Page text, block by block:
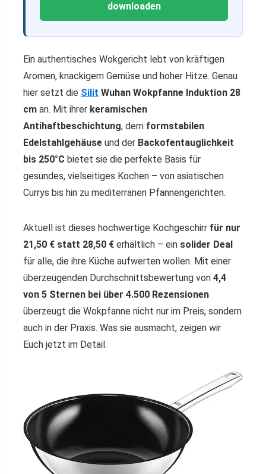
downloaden
Ein authentisches Wokgericht lebt von kräftigen
Aromen, knackigem Gemüse und hoher Hitze. Genau
hier setzt die Silit Wuhan Wokpfanne Induktion 28
cm an. Mit ihrer keramischen
Antihaftbeschichtung, dem formstabilen
Edelstahlgehäuse und der Backofentauglichkeit
bis 250°C bietet sie die perfekte Basis für
gesundes, vielseitiges Kochen – von asiatischen
Currys bis hin zu mediterranen Pfannengerichten.
Aktuell ist dieses hochwertige Kochgeschirr für nur
21,50 € statt 28,50 € erhältlich – ein solider Deal
für alle, die ihre Küche aufwerten wollen. Mit einer
überzeugenden Durchschnittsbewertung von 4,4
von 5 Sternen bei über 4.500 Rezensionen
überzeugt die Wokpfanne nicht nur im Preis, sondern
auch in der Praxis. Was sie ausmacht, zeigen wir
Euch jetzt im Detail.